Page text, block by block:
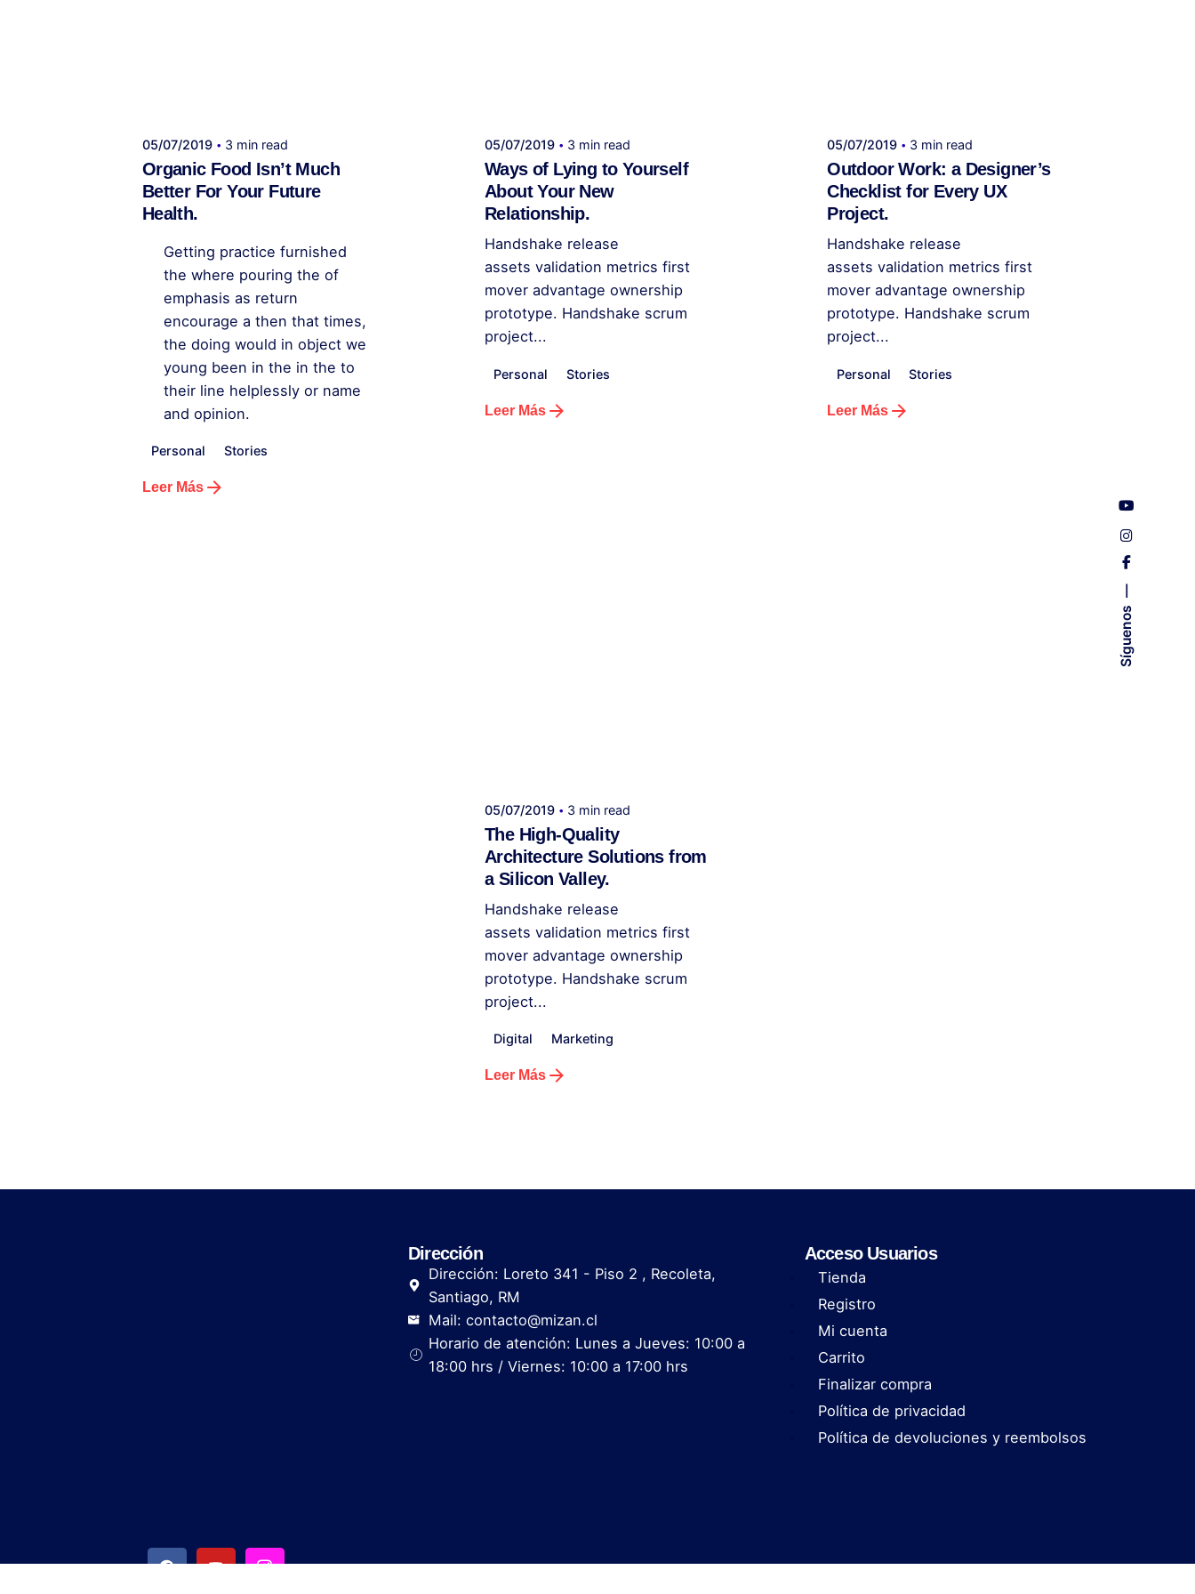
Síguenos
05/07/2019 3 min read
Organic Food Isn’t Much
Better For Your Future
Health.
Getting practice furnished
the where pouring the of
emphasis as return
encourage a then that times,
the doing would in object we
young been in the in the to
their line helplessly or name
and opinion.
Personal Stories
Leer Más
05/07/2019 3 min read
Ways of Lying to Yourself
About Your New
Relationship.
Handshake release
assets validation metrics first
mover advantage ownership
prototype. Handshake scrum
project...
Personal Stories
Leer Más
05/07/2019 3 min read
Outdoor Work: a Designer’s
Checklist for Every UX
Project.
Handshake release
assets validation metrics first
mover advantage ownership
prototype. Handshake scrum
project...
Personal Stories
Leer Más
05/07/2019 3 min read
The High-Quality
Architecture Solutions from
a Silicon Valley.
Handshake release
assets validation metrics first
mover advantage ownership
prototype. Handshake scrum
project...
Digital Marketing
Leer Más
Dirección
Dirección: Loreto 341 - Piso 2 , Recoleta,
Santiago, RM
Mail: contacto@mizan.cl
Horario de atención: Lunes a Jueves: 10:00 a
18:00 hrs / Viernes: 10:00 a 17:00 hrs
Acceso Usuarios
Tienda
Registro
Mi cuenta
Carrito
Finalizar compra
Política de privacidad
Política de devoluciones y reembolsos